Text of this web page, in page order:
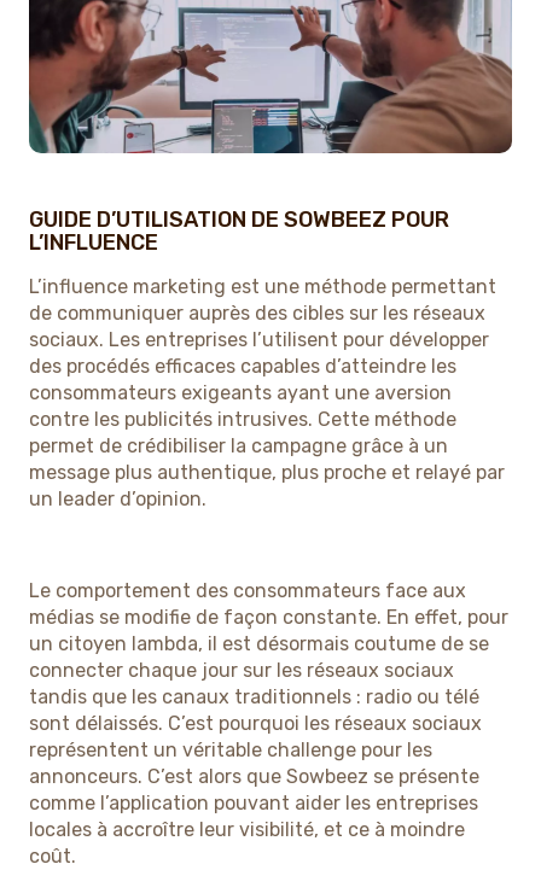
GUIDE D’UTILISATION DE SOWBEEZ POUR
L’INFLUENCE
L’influence marketing est une méthode permettant
de communiquer auprès des cibles sur les réseaux
sociaux. Les entreprises l’utilisent pour développer
des procédés efficaces capables d’atteindre les
consommateurs exigeants ayant une aversion
contre les publicités intrusives. Cette méthode
permet de crédibiliser la campagne grâce à un
message plus authentique, plus proche et relayé par
un leader d’opinion.
Le comportement des consommateurs face aux
médias se modifie de façon constante. En effet, pour
un citoyen lambda, il est désormais coutume de se
connecter chaque jour sur les réseaux sociaux
tandis que les canaux traditionnels : radio ou télé
sont délaissés. C’est pourquoi les réseaux sociaux
représentent un véritable challenge pour les
annonceurs. C’est alors que Sowbeez se présente
comme l’application pouvant aider les entreprises
locales à accroître leur visibilité, et ce à moindre
coût.